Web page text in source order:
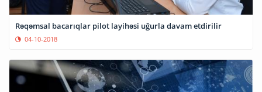
Rəqəmsal bacarıqlar pilot layihəsi uğurla davam etdirilir
04-10-2018